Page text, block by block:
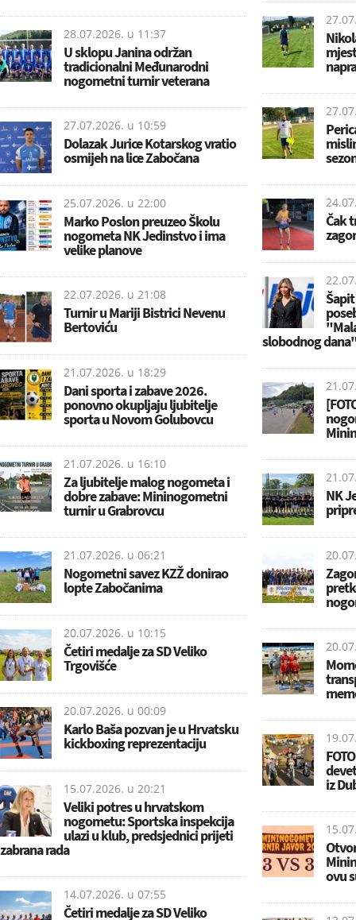
28.07.2026. u 11:37
U sklopu Janina održan
tradicionalni Međunarodni
nogometni turnir veterana
27.07.2026. u 10:59
Dolazak Jurice Kotarskog vratio
osmijeh na lice Zabočana
25.07.2026. u 22:00
Marko Poslon preuzeo Školu
nogometa NK Jedinstvo i ima
velike planove
22.07.2026. u 21:08
Turnir u Mariji Bistrici Nevenu
Bertoviću
21.07.2026. u 18:29
Dani sporta i zabave 2026.
ponovno okupljaju ljubitelje
sporta u Novom Golubovcu
21.07.2026. u 16:10
Za ljubitelje malog nogometa i
dobre zabave: Mininogometni
turnir u Grabrovcu
21.07.2026. u 06:21
Nogometni savez KZŽ donirao
lopte Zabočanima
20.07.2026. u 10:15
Četiri medalje za SD Veliko
Trgovišće
20.07.2026. u 00:09
Karlo Baša pozvan je u Hrvatsku
kickboxing reprezentaciju
15.07.2026. u 20:21
Veliki potres u hrvatskom
nogometu: Sportska inspekcija
ulazi u klub, predsjednici prijeti
zabrana rada
14.07.2026. u 07:55
Četiri medalje za SD Veliko
Čak
slobodnog
NK
iz
ovu